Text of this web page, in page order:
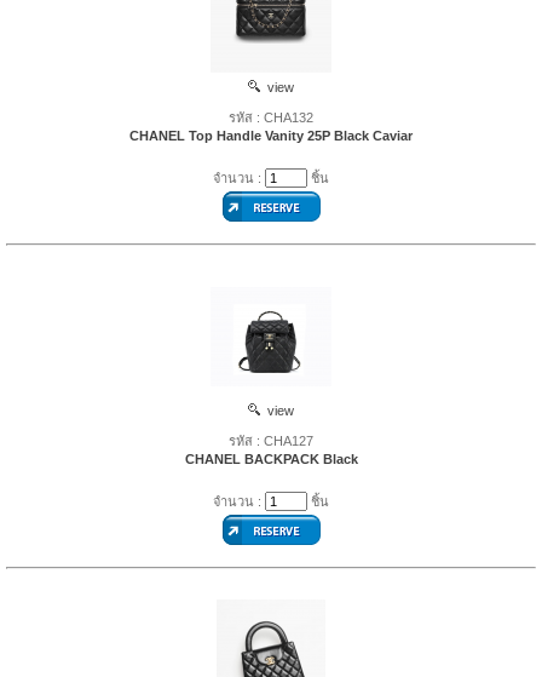
view
รหัส : CHA132
CHANEL Top Handle Vanity 25P Black Caviar
จำนวน : ชิ้น
view
รหัส : CHA127
CHANEL BACKPACK Black
จำนวน : ชิ้น